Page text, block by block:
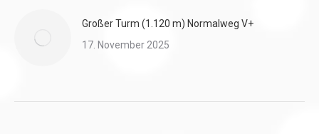
Großer Turm (1.120 m) Normalweg V+
17. November 2025